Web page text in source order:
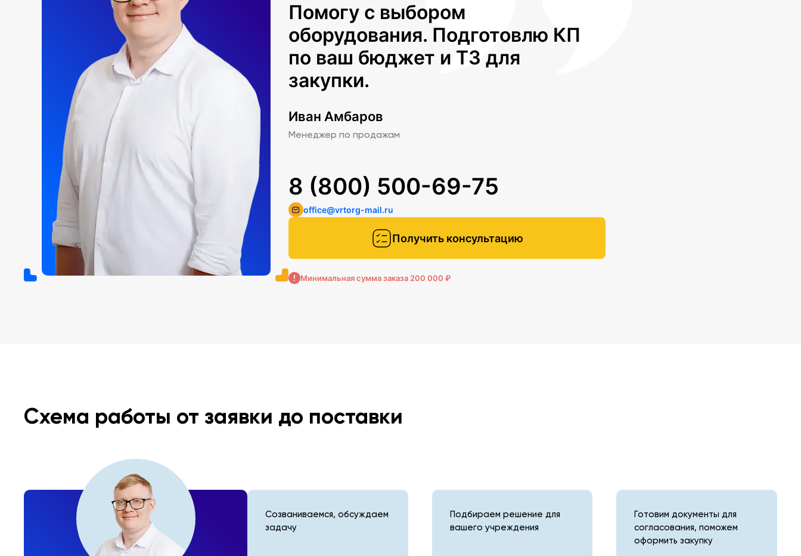
Помогу с выбором
оборудования. Подготовлю КП
по ваш бюджет и ТЗ для
закупки.
Иван Амбаров
Менеджер по продажам
Получить консультацию
8 (800) 500-69-75
office@vrtorg-mail.ru
Минимальная сумма заказа 200 000 ₽
Схема работы от заявки до поставки
Созваниваемся, обсуждаем
задачу
Подбираем решение для
вашего учреждения
Готовим документы для
согласования, поможем
оформить закупку